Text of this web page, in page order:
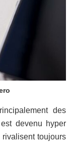
des
devenu hyper
toujours